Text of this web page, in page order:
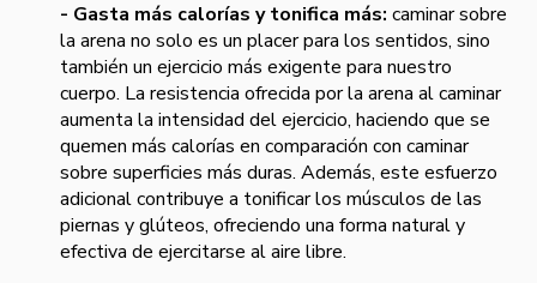
- Gasta más calorías y tonifica más: caminar sobre
la arena no solo es un placer para los sentidos, sino
también un ejercicio más exigente para nuestro
cuerpo. La resistencia ofrecida por la arena al caminar
aumenta la intensidad del ejercicio, haciendo que se
quemen más calorías en comparación con caminar
sobre superficies más duras. Además, este esfuerzo
adicional contribuye a tonificar los músculos de las
piernas y glúteos, ofreciendo una forma natural y
efectiva de ejercitarse al aire libre.